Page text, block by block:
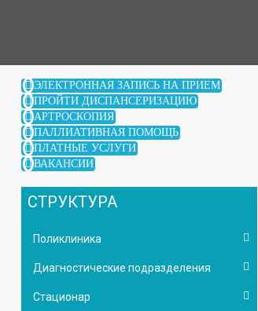
ЭЛЕКТРОННАЯ ЗАПИСЬ НА ПРИЕМ
ПРОЙТИ ДИСПАНСЕРИЗАЦИЮ
АРТРОСКОПИЯ
ПАЛЛИАТИВНАЯ ПОМОЩЬ
ПЛАТНЫЕ УСЛУГИ
ВАКАНСИИ
СТРУКТУРА
Поликлиника
Диагностические подразделения
Стационар